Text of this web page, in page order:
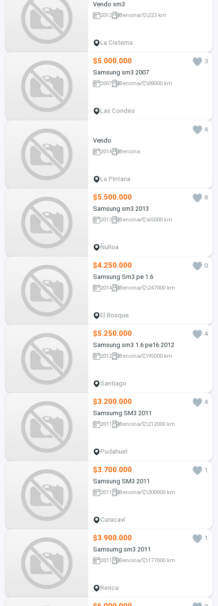
Vendo sm3
2012 Bencina 223 km
La Cisterna
$5.000.000
3
Samsung sm3 2007
2007 Bencina 88000 km
Las Condes
4
Vendo
2014 Bencina
La Pintana
$5.500.000
8
Samsung sm3 2013
2013 Bencina 65000 km
Ñuñoa
$4.250.000
0
Samsung Sm3 pe 1.6
2014 Bencina 247000 km
El Bosque
$5.250.000
4
Samsung sm3 1.6 pe16 2012
2012 Bencina 95000 km
Santiago
$3.200.000
4
Samsumg SM3 2011
2011 Bencina 212000 km
Pudahuel
$3.700.000
1
Samsung SM3 2011
2011 Bencina 300000 km
Curacaví
$3.900.000
1
Samsumg sm3 2011
2011 Bencina 177000 km
Renca